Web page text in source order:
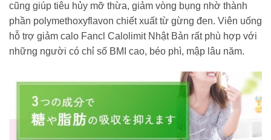
cũng giúp tiêu hủy mỡ thừa, giảm vòng bụng nhờ thành
phần polymethoxyflavon chiết xuất từ ​​gừng đen. Viên uống
hỗ trợ giảm calo Fancl Calolimit Nhật Bản rất phù hợp với
những người có chỉ số BMI cao, béo phì, mập lâu năm.